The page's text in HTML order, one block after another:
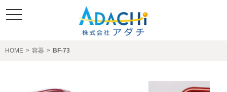
toggle
navigation
HOME > 容器 > BF-73